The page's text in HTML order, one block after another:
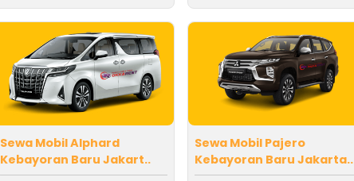
Sewa Mobil Alphard
Kebayoran Baru Jakart..
Sewa Mobil Pajero
Kebayoran Baru Jakarta..